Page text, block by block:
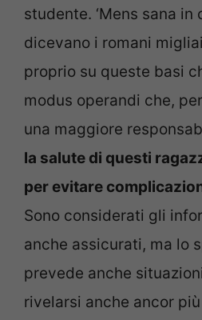
studente. ‘Mens sana in
dicevano i romani
proprio su queste basi
modus operandi che,
una maggiore
la salute di questi
per evitare
Sono considerati gli
anche assicurati, ma lo
prevede anche
rivelarsi anche ancor